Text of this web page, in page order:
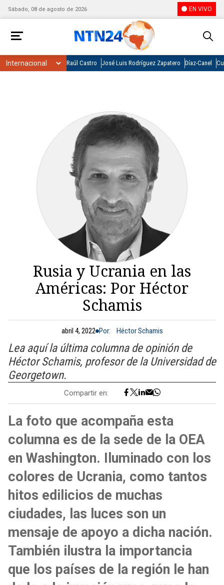
Sábado, 08 de agosto de 2026 EN VIVO
Raúl Castro José Luis Rodríguez Zapatero Díaz-Canel
Rusia y Ucrania en las
Américas: Por Héctor
Schamis
abril 4, 2022 Por: Héctor Schamis
Lea aquí la última columna de opinión de
Héctor Schamis, profesor de la Universidad de
Georgetown.
Compartir en:
La foto que acompaña esta
columna es de la sede de la OEA
en Washington. Iluminado con los
colores de Ucrania, como tantos
hitos edilicios de muchas
ciudades, las luces son un
mensaje de apoyo a dicha nación.
También ilustra la importancia
que los países de la región le han